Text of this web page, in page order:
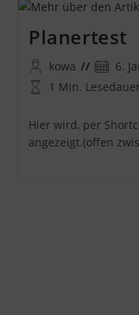
Planertest
Beitrags-
Autor:
kowa
Beitrag
6.
Lesedauer:
1 Min. Lesedauer
Hier wird, per
angezeigt.(offen